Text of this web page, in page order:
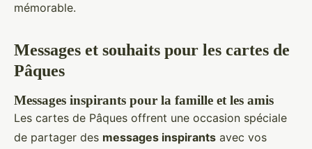
mémorable.
Messages et souhaits pour les cartes de
Pâques
Messages inspirants pour la famille et les amis
Les cartes de Pâques offrent une occasion spéciale
de partager des messages inspirants avec vos